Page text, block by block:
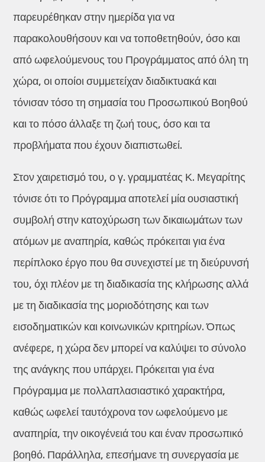
παρευρέθηκαν στην ημερίδα για να
παρακολουθήσουν και να τοποθετηθούν, όσο και
από ωφελούμενους του Προγράμματος από όλη τη
χώρα, οι οποίοι συμμετείχαν διαδικτυακά και
τόνισαν τόσο τη σημασία του Προσωπικού Βοηθού
και το πόσο άλλαξε τη ζωή τους, όσο και τα
προβλήματα που έχουν διαπιστωθεί.
Στον χαιρετισμό του, ο γ. γραμματέας Κ. Μεγαρίτης
τόνισε ότι το Πρόγραμμα αποτελεί μία ουσιαστική
συμβολή στην κατοχύρωση των δικαιωμάτων των
ατόμων με αναπηρία, καθώς πρόκειται για ένα
περίπλοκο έργο που θα συνεχιστεί με τη διεύρυνσή
του, όχι πλέον με τη διαδικασία της κλήρωσης αλλά
με τη διαδικασία της μοριοδότησης και των
εισοδηματικών και κοινωνικών κριτηρίων. Όπως
ανέφερε, η χώρα δεν μπορεί να καλύψει το σύνολο
της ανάγκης που υπάρχει. Πρόκειται για ένα
Πρόγραμμα με πολλαπλασιαστικό χαρακτήρα,
καθώς ωφελεί ταυτόχρονα τον ωφελούμενο με
αναπηρία, την οικογένειά του και έναν προσωπικό
βοηθό. Παράλληλα, επεσήμανε τη συνεργασία με